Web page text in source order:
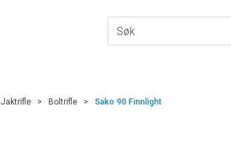
Jaktrifle > Boltrifle > Sako 90 Finnlight